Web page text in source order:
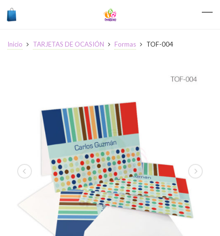
Inicio TARJETAS DE OCASIÓN Formas TOF-004